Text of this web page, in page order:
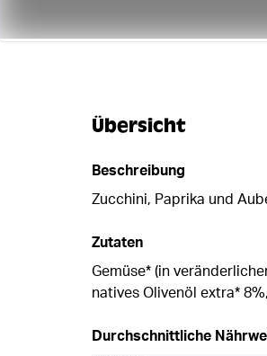
Übersicht
Beschreibung
Zucchini, Paprika und
Zutaten
Gemüse* (in
natives Olivenöl extra*
Durchschnittliche